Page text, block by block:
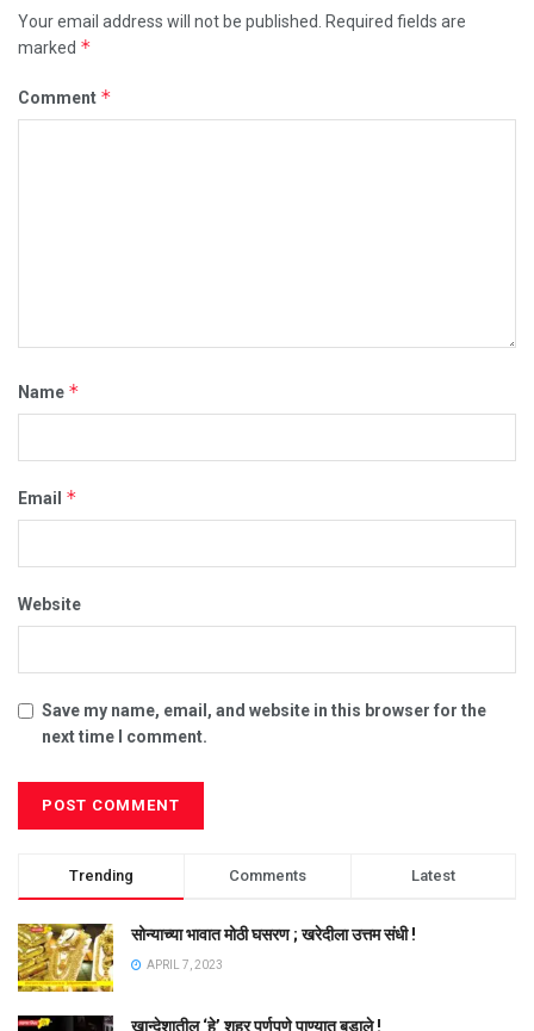
Your email address will not be published.
Required fields are
marked *
Comment *
Name *
Email *
Website
Save my name, email, and website in this browser for the
next time I comment.
Trending Comments Latest
सोन्याच्या भावात मोठी घसरण ; खरेदीला उत्तम संधी !
APRIL 7, 2023
खान्देशातील ‘हे’ शहर पूर्णपणे पाण्यात बुडाले !